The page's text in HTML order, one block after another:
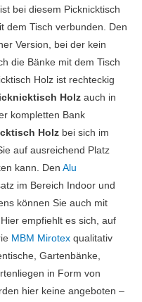
bei diesem Picknicktisch
dem Tisch verbunden. Den
Version, bei der kein
die Bänke mit dem Tisch
Holz ist rechteckig
Holz auch in
kompletten Bank
Holz bei sich im
auf ausreichend Platz
kann. Den Alu
im Bereich Indoor und
können Sie auch mit
empfiehlt es sich, auf
MBM Mirotex qualitativ
Gartenbänke,
in Form von
hier keine angeboten –